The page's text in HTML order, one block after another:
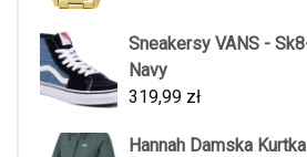
Sneakersy VANS -
Navy
319,99 zł
Hannah Damska